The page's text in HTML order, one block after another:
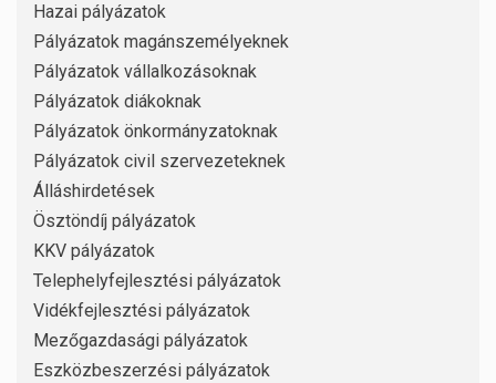
Hazai pályázatok
Pályázatok magánszemélyeknek
Pályázatok vállalkozásoknak
Pályázatok diákoknak
Pályázatok önkormányzatoknak
Pályázatok civil szervezeteknek
Álláshirdetések
Ösztöndíj pályázatok
KKV pályázatok
Telephelyfejlesztési pályázatok
Vidékfejlesztési pályázatok
Mezőgazdasági pályázatok
Eszközbeszerzési pályázatok